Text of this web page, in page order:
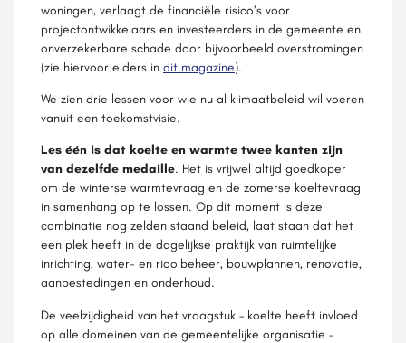
woningen, verlaagt de financiële risico’s voor
projectontwikkelaars en investeerders in de gemeente en
onverzekerbare schade door bijvoorbeeld overstromingen
(zie hiervoor elders in dit magazine).
We zien drie lessen voor wie nu al klimaatbeleid wil voeren
vanuit een toekomstvisie.
Les één is dat koelte en warmte twee kanten zijn
van dezelfde medaille. Het is vrijwel altijd goedkoper
om de winterse warmtevraag en de zomerse koeltevraag
in samenhang op te lossen. Op dit moment is deze
combinatie nog zelden staand beleid, laat staan dat het
een plek heeft in de dagelijkse praktijk van ruimtelijke
inrichting, water- en rioolbeheer, bouwplannen, renovatie,
aanbestedingen en onderhoud.
De veelzijdigheid van het vraagstuk – koelte heeft invloed
op alle domeinen van de gemeentelijke organisatie –